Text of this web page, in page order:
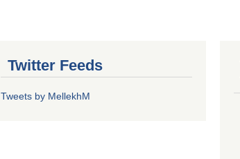
Twitter Feeds
Tweets by MellekhM